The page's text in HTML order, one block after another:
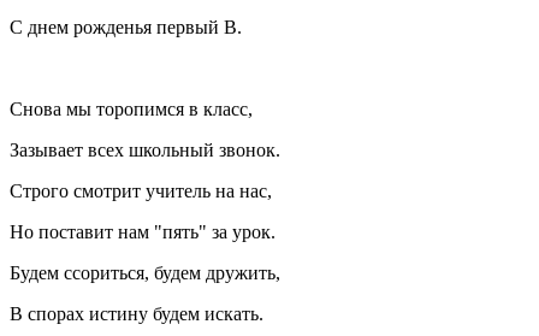
С днем рожденья первый В.
Снова мы торопимся в класс,
Зазывает всех школьный звонок.
Строго смотрит учитель на нас,
Но поставит нам "пять" за урок.
Будем ссориться, будем дружить,
В спорах истину будем искать.